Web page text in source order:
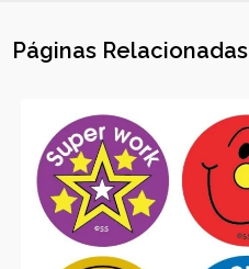
Páginas Relacionadas